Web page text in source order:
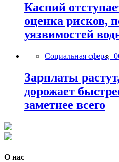
Каспий
оценка рисков,
уязвимостей
Социальная сфера,
Зарплаты
дорожает
заметнее всего
О нас